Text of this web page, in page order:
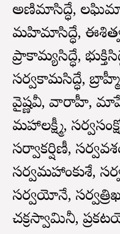
అణిమాసిద్ధే,
మహిమాసిద్ధే,
ప్రాకామ్యసిద్ధే,
సర్వకామసిద్ధే,
వైష్ణవీ, వారాహీ,
మహాలక్ష్మీ,
సర్వాకర్షిణీ,
సర్వమహాంకుశే,
సర్వయోనే,
చక్రస్వామినీ,